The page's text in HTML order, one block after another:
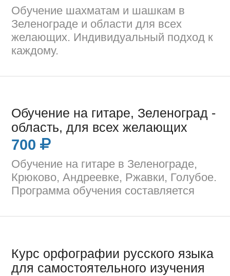
Обучение шахматам и шашкам в
Зеленограде и области для всех
желающих. Индивидуальный подход к
каждому.
Обучение на гитаре, Зеленоград -
область, для всех желающих
700
Обучение на гитаре в Зеленограде,
Крюково, Андреевке, Ржавки, Голубое.
Программа обучения составляется
Курс орфографии русского языка
для самостоятельного изучения